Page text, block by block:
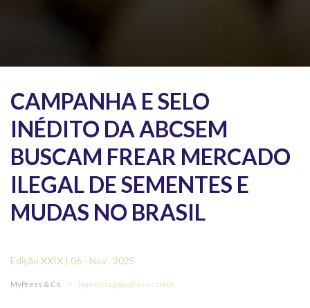
CAMPANHA E SELO
INÉDITO DA ABCSEM
BUSCAM FREAR MERCADO
ILEGAL DE SEMENTES E
MUDAS NO BRASIL
Edição XXIX | 06 - Nov . 2025
MyPress & Co. - imprensa@mypress.com.br